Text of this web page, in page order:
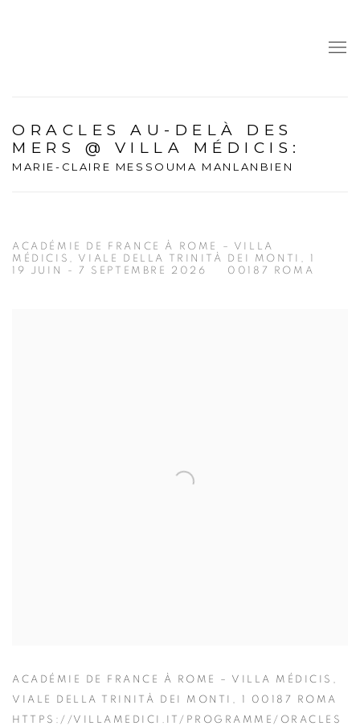
ORACLES AU-DELÀ DES
MERS @ VILLA MÉDICIS :
MARIE-CLAIRE MESSOUMA MANLANBIEN
ACADÉMIE DE FRANCE À ROME – VILLA
MÉDICIS, VIALE DELLA TRINITÀ DEI MONTI, 1
00187 ROMA
19 JUIN - 7 SEPTEMBRE 2026
ACADÉMIE DE FRANCE À ROME – VILLA MÉDICIS,
VIALE DELLA TRINITÀ DEI MONTI, 1 00187 ROMA
HTTPS://VILLAMEDICI.IT/PROGRAMME/ORACLES